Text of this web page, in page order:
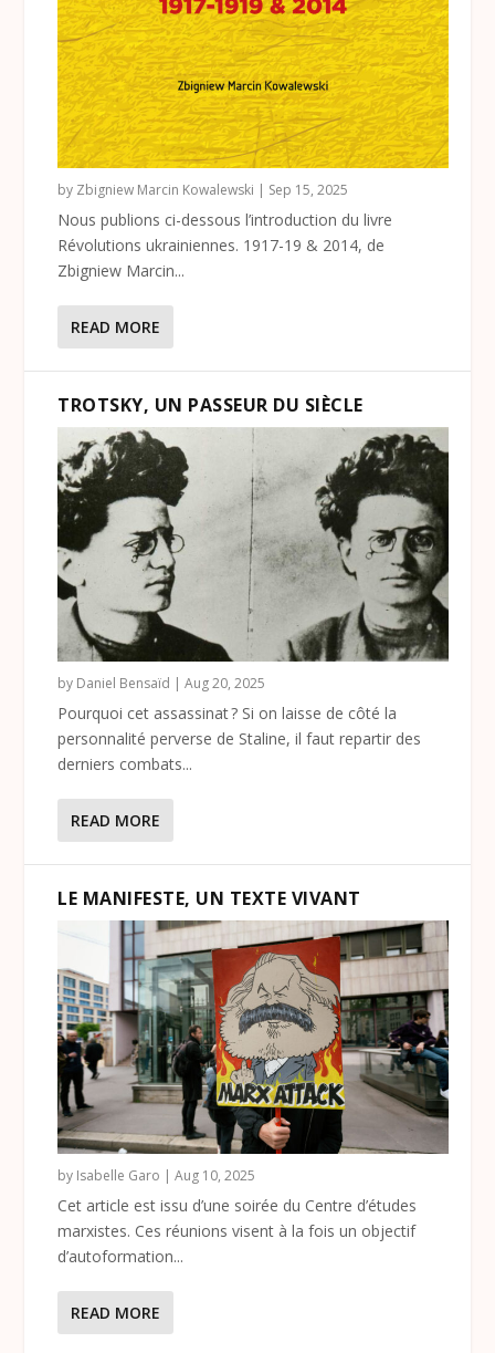
by Zbigniew Marcin Kowalewski | Sep 15, 2025
Nous publions ci-dessous l’introduction du livre
Révolutions ukrainiennes. 1917-19 & 2014, de
Zbigniew Marcin...
READ MORE
TROTSKY, UN PASSEUR DU SIÈCLE
by Daniel Bensaïd |Aug 20, 2025
Pourquoi cet assassinat ? Si on laisse de côté la
personnalité perverse de Staline, il faut repartir des
derniers combats...
READ MORE
LE MANIFESTE, UN TEXTE VIVANT
by Isabelle Garo |Aug 10, 2025
Cet article est issu d’une soirée du Centre d’études
marxistes. Ces réunions visent à la fois un objectif
d’autoformation...
READ MORE